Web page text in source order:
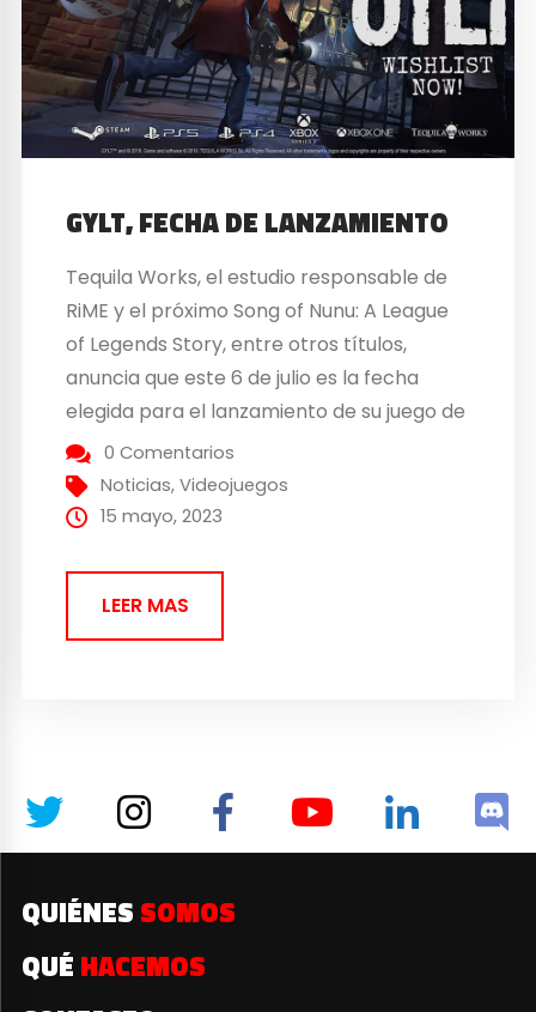
GYLT, FECHA DE LANZAMIENTO
Tequila Works, el estudio responsable de
RiME y el próximo Song of Nunu: A League
of Legends Story, entre otros títulos,
anuncia que este 6 de julio es la fecha
elegida para el lanzamiento de su juego de
terror delicado, GYLT, en nuevas
plataformas. Tras su paso por Google
Stadia como título exclusivo de
0 Comentarios
Noticias,Videojuegos
15 mayo, 2023
LEER MAS
QUIÉNES SOMOS
QUÉ HACEMOS